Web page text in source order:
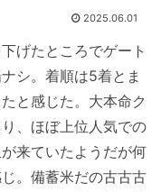
2025.06.01
げたところでゲート
シ。着順は5着とま
と感じた。大本命ク
、ほぼ上位人気での
来ていたようだが何
。備蓄米だの古古古